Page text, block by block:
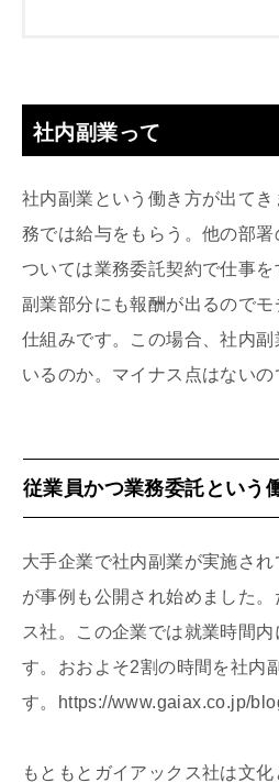
社内副業って
社内副業という働き方が出て
務では給与をもらう。他の部
ついては業務委託契約で仕事
副業部分にも報酬が出るので
仕組みです。この場合、社内
いるのか。マイナス点はないの
従業員かつ業務委託という
大手企業で社内副業が実施さ
が事例も公開され始めました
ス社。この企業では就業時間
す。おおよそ2割の時間を社内
す。https://www.gaiax.co.jp/
もともとガイアックス社は文化